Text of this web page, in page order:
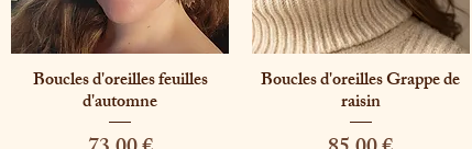
Aperçu rapide
Boucles d'oreilles feuilles
d'automne
Aperçu rapide
Boucles d'oreilles Grappe de
raisin